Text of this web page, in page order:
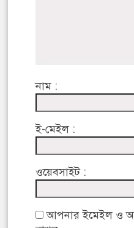
নাম :
ই-মেইল :
ওয়েবসাইট :
আপনার ইমেইল ও